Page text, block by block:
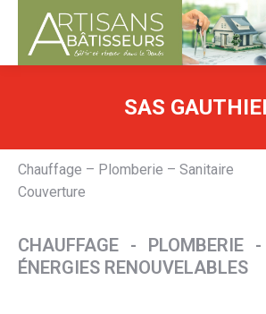
SAS
Chauffage – Plomberie – Sanitaire
Couverture
CHAUFFAGE - PLOMBERIE
ÉNERGIES RENOUVELABLES